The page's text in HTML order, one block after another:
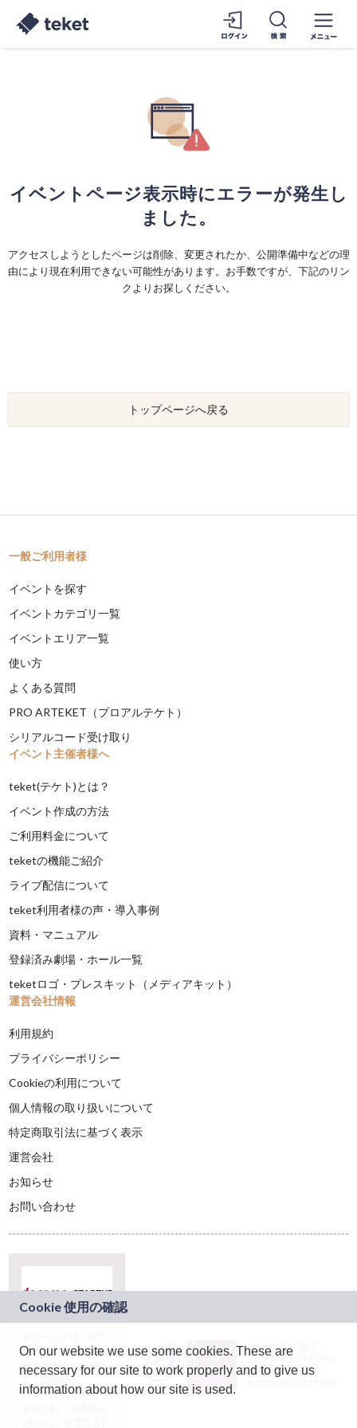
イベントページ表示時にエラーが発生し
ました。
アクセスしようとしたページは削除、変更されたか、公開準備中などの理
由により現在利用できない可能性があります。お手数ですが、下記のリン
クよりお探しください。
トップページへ戻る
一般ご利用者様
イベントを探す
イベントカテゴリ一覧
イベントエリア一覧
使い方
よくある質問
PRO ARTEKET（プロアルテケト）
シリアルコード受け取り
イベント主催者様へ
teket(テケト)とは？
イベント作成の方法
ご利用料金について
teketの機能ご紹介
ライブ配信について
teket利用者様の声・導入事例
資料・マニュアル
登録済み劇場・ホール一覧
teketロゴ・プレスキット（メディアキット）
運営会社情報
利用規約
プライバシーポリシー
Cookieの利用について
個人情報の取り扱いについて
特定商取引法に基づく表示
運営会社
お知らせ
お問い合わせ
ドコモグループの新
規事業創出プログラ
ム「docomo
STARTUP」を通じて
JASRAC許諾番号：
9024936001Y45037
JASRAC許諾番号：
On our website we use some cookies. These are
necessary for our site to work properly and to give us
information about how our site is used.